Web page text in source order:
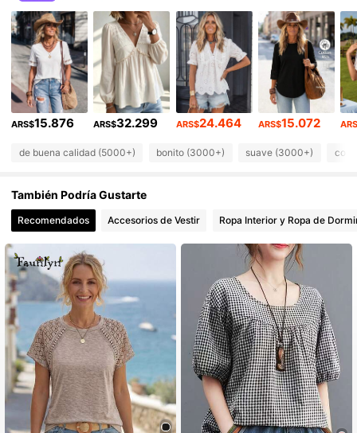
4,84 133K Seguidores
4,84 133K Seguidores
4,84 133K Seguidores
4,84 133K Seguidores
133K Seguidores
4,84 133K Seguidores
4,84
ARS$15.876 ARS$32.299 ARS$24.464 ARS$15.072
de buena calidad (5000+) bonito (3000+) suave (3000+)
También Podría Gustarte
Recomendados Accesorios de Vestir Ropa Interior y Ropa de